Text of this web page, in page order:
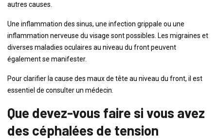
autres causes.
Une inflammation des sinus, une infection grippale ou une
inflammation nerveuse du visage sont possibles. Les migraines et
diverses maladies oculaires au niveau du front peuvent
également se manifester.
Pour clarifier la cause des maux de tête au niveau du front, il est
essentiel de consulter un médecin.
Que devez-vous faire si vous avez
des céphalées de tension